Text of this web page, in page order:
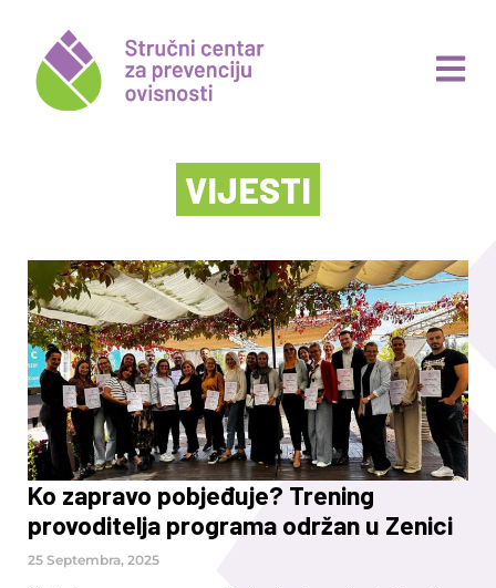
VIJESTI
Ko zapravo pobjeđuje? Trening
provoditelja programa održan u Zenici
25 Septembra, 2025